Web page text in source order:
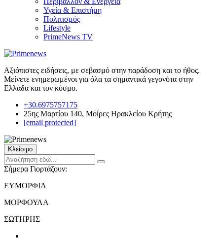
Υγεία & Επιστήμη
Πολιτισμός
Lifestyle
PrimeNews TV
Αξιόπιστες ειδήσεις, με σεβασμό στην παράδοση και το ήθος.
Μείνετε ενημερωμένοι για όλα τα σημαντικά γεγονότα στην
Ελλάδα και τον κόσμο.
+30.6975757175
25ης Μαρτίου 140, Μοίρες Ηρακλείου Κρήτης
[email protected]
Κλείσιμο
Σήμερα Γιορτάζουν:
ΕΥΜΟΡΦΙΑ
ΜΟΡΦΟΥΛΑ
ΣΩΤΗΡΗΣ